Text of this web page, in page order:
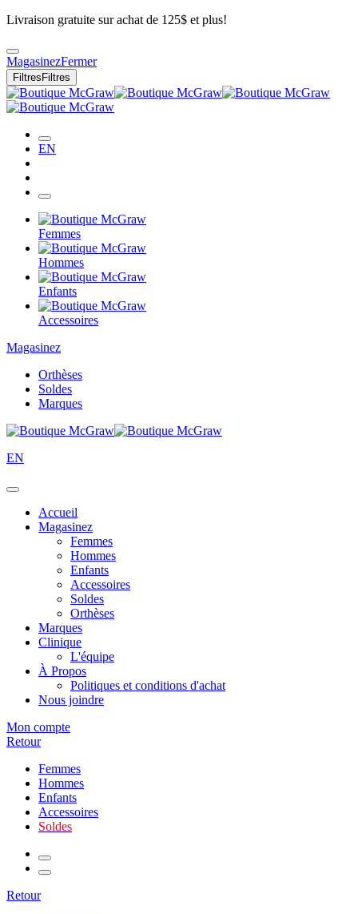
Livraison gratuite sur achat de 125$ et plus!
MagasinezFermer
Filtres Filtres
EN
Femmes
Hommes
Enfants
Accessoires
Magasinez
Orthèses
Soldes
Marques
EN
Accueil
Magasinez
Femmes
Hommes
Enfants
Accessoires
Soldes
Orthèses
Marques
Clinique
L'équipe
À Propos
Politiques et conditions d'achat
Nous joindre
Mon compte
Retour
Femmes
Hommes
Enfants
Accessoires
Soldes
Retour